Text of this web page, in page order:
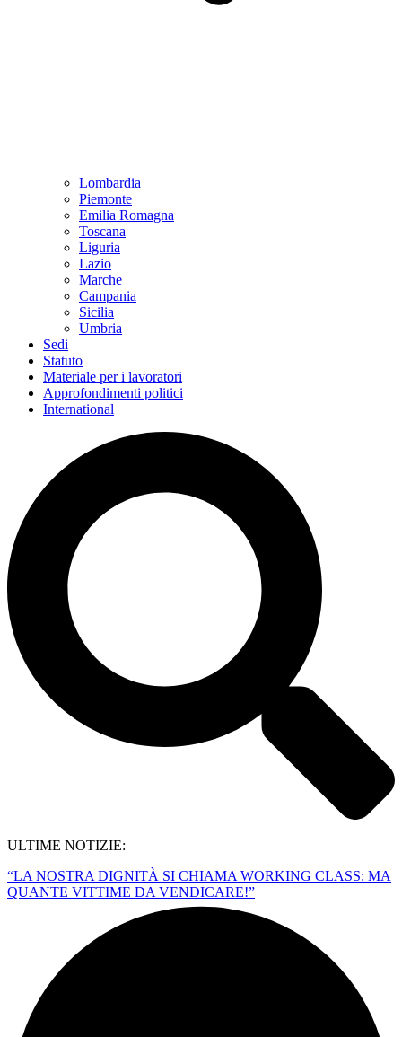
Lombardia
Piemonte
Emilia Romagna
Toscana
Liguria
Lazio
Marche
Campania
Sicilia
Umbria
Sedi
Statuto
Materiale per i lavoratori
Approfondimenti politici
International
ULTIME NOTIZIE:
“LA NOSTRA DIGNITÀ SI CHIAMA WORKING CLASS: MA
QUANTE VITTIME DA VENDICARE!”